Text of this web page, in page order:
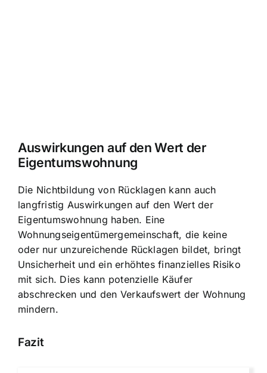
Auswirkungen auf den Wert der
Eigentumswohnung
Die Nichtbildung von Rücklagen kann auch
langfristig Auswirkungen auf den Wert der
Eigentumswohnung haben. Eine
Wohnungseigentümergemeinschaft, die keine
oder nur unzureichende Rücklagen bildet, bringt
Unsicherheit und ein erhöhtes finanzielles Risiko
mit sich. Dies kann potenzielle Käufer
abschrecken und den Verkaufswert der Wohnung
mindern.
Fazit